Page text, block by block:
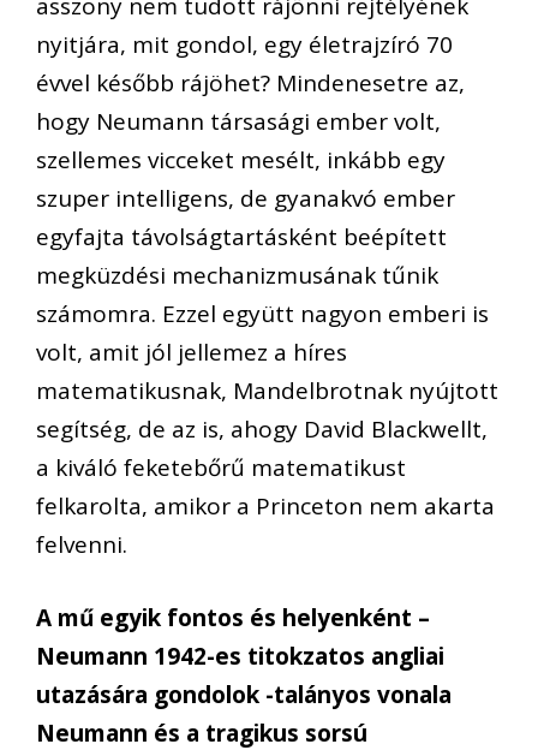
asszony nem tudott rájönni rejtélyének
nyitjára, mit gondol, egy életrajzíró 70
évvel később rájöhet? Mindenesetre az,
hogy Neumann társasági ember volt,
szellemes vicceket mesélt, inkább egy
szuper intelligens, de gyanakvó ember
egyfajta távolságtartásként beépített
megküzdési mechanizmusának tűnik
számomra. Ezzel együtt nagyon emberi is
volt, amit jól jellemez a híres
matematikusnak, Mandelbrotnak nyújtott
segítség, de az is, ahogy David Blackwellt,
a kiváló feketebőrű matematikust
felkarolta, amikor a Princeton nem akarta
felvenni.
A mű egyik fontos és helyenként –
Neumann 1942-es titokzatos angliai
utazására gondolok -talányos vonala
Neumann és a tragikus sorsú